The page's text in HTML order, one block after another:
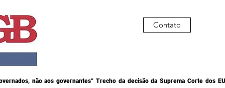
não aos governantes” Trecho da decisão da Suprema Corte dos
Contato